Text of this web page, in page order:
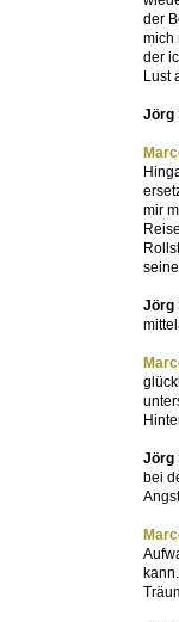
der
mich
der
Lust
Jörg
mir
Jörg
Jörg
bei